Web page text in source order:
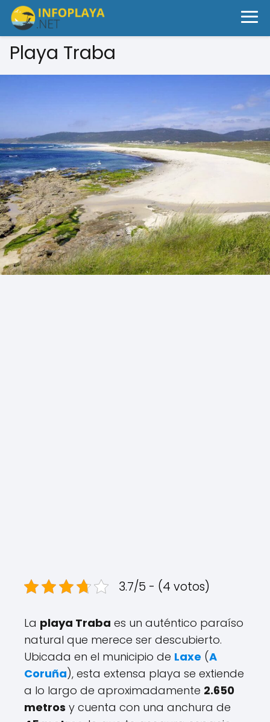
Playa Traba
3.7/5 - (4 votos)
La playa Traba es un auténtico paraíso
natural que merece ser descubierto.
Ubicada en el municipio de Laxe (A
Coruña), esta extensa playa se extiende
a lo largo de aproximadamente 2.650
metros y cuenta con una anchura de